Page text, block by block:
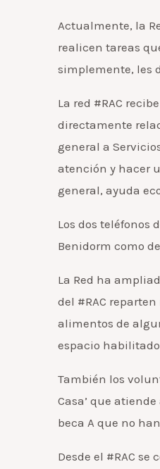
Actualmente, la
realicen tareas
simplemente, les
La red #RAC
directamente
general a
atención y hacer
general, ayuda
Los dos teléfonos
Benidorm como
La Red ha
del #RAC
alimentos de
espacio habilitado
También los
Casa’ que
beca A que no
Desde el #RAC